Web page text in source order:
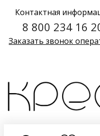
Контактная
8 800 234 16
Заказать звонок